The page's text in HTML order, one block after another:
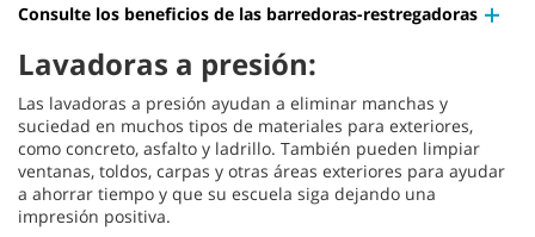
Consulte los beneficios de las barredoras-restregadoras
Lavadoras a presión:
Las lavadoras a presión ayudan a eliminar manchas y
suciedad en muchos tipos de materiales para exteriores,
como concreto, asfalto y ladrillo. También pueden limpiar
ventanas, toldos, carpas y otras áreas exteriores para ayudar
a ahorrar tiempo y que su escuela siga dejando una
impresión positiva.